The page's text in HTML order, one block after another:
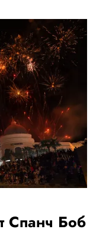
Спанч Боб